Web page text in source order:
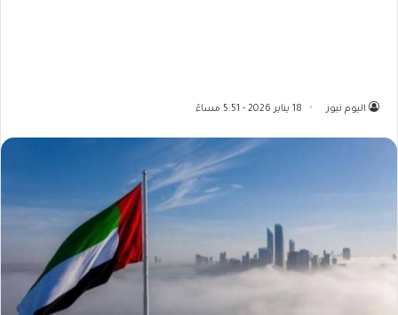
اليوم نيوز 18 يناير 2026 - 5:51 مساءً